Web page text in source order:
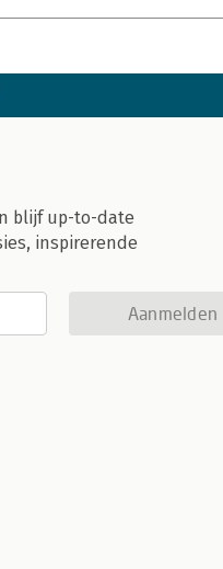
blijf up-to-date
inspirerende
Aanmelden